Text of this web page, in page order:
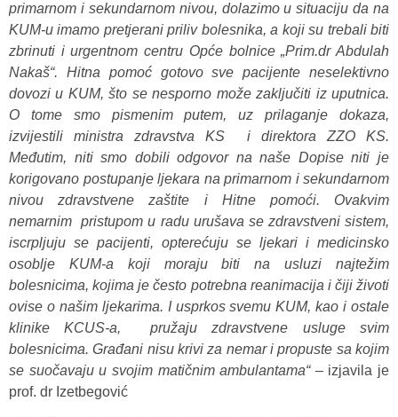
primarnom i sekundarnom nivou, dolazimo u situaciju da na
KUM-u imamo pretjerani priliv bolesnika, a koji su trebali biti
zbrinuti i urgentnom centru Opće bolnice „Prim.dr Abdulah
Nakaš“. Hitna pomoć gotovo sve pacijente neselektivno
dovozi u KUM, što se nesporno može zaključiti iz uputnica.
O tome smo pismenim putem, uz prilaganje dokaza,
izvijestili ministra zdravstva KS i direktora ZZO KS.
Međutim, niti smo dobili odgovor na naše Dopise niti je
korigovano postupanje ljekara na primarnom i sekundarnom
nivou zdravstvene zaštite i Hitne pomoći. Ovakvim
nemarnim pristupom u radu urušava se zdravstveni sistem,
iscrpljuju se pacijenti, opterećuju se ljekari i medicinsko
osoblje KUM-a koji moraju biti na usluzi najtežim
bolesnicima, kojima je često potrebna reanimacija i čiji životi
ovise o našim ljekarima. I usprkos svemu KUM, kao i ostale
klinike KCUS-a, pružaju zdravstvene usluge svim
bolesnicima. Građani nisu krivi za nemar i propuste sa kojim
se suočavaju u svojim matičnim ambulantama“ – izjavila je
prof. dr Izetbegović